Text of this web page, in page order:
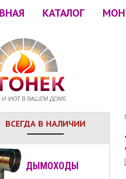
КАТАЛОГ
ВСЕГДА В НАЛИЧИИ
ДЫМОХОДЫ